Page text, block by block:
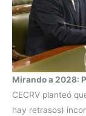
Mirando a 2028:
CECRV planteó
hay retrasos)